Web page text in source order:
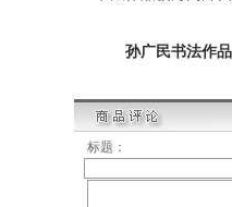
孙广民书法作品
标题：